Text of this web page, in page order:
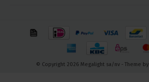
© Copyright 2026 Megalight sa/nv - Theme by